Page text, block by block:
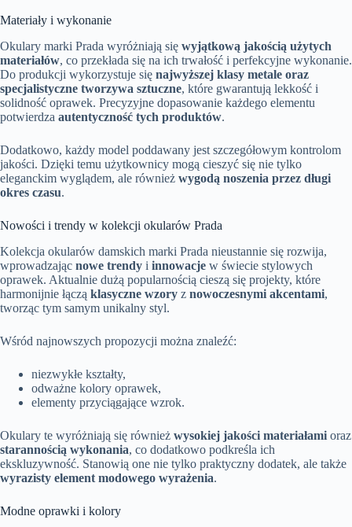
Materiały i wykonanie
Okulary marki Prada wyróżniają się wyjątkową jakością użytych
materiałów, co przekłada się na ich trwałość i perfekcyjne wykonanie.
Do produkcji wykorzystuje się najwyższej klasy metale oraz
specjalistyczne tworzywa sztuczne, które gwarantują lekkość i
solidność oprawek. Precyzyjne dopasowanie każdego elementu
potwierdza autentyczność tych produktów.
Dodatkowo, każdy model poddawany jest szczegółowym kontrolom
jakości. Dzięki temu użytkownicy mogą cieszyć się nie tylko
eleganckim wyglądem, ale również wygodą noszenia przez długi
okres czasu.
Nowości i trendy w kolekcji okularów Prada
Kolekcja okularów damskich marki Prada nieustannie się rozwija,
wprowadzając nowe trendy i innowacje w świecie stylowych
oprawek. Aktualnie dużą popularnością cieszą się projekty, które
harmonijnie łączą klasyczne wzory z nowoczesnymi akcentami,
tworząc tym samym unikalny styl.
Wśród najnowszych propozycji można znaleźć:
niezwykłe kształty,
odważne kolory oprawek,
elementy przyciągające wzrok.
Okulary te wyróżniają się również wysokiej jakości materiałami oraz
starannością wykonania, co dodatkowo podkreśla ich
ekskluzywność. Stanowią one nie tylko praktyczny dodatek, ale także
wyrazisty element modowego wyrażenia.
Modne oprawki i kolory